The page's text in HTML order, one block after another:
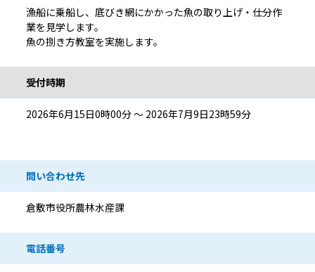
漁船に乗船し、底びき網にかかった魚の取り上げ・仕分作
業を見学します。
魚の捌き方教室を実施します。
受付時期
2026年6月15日0時00分 ～ 2026年7月9日23時59分
問い合わせ先
倉敷市役所農林水産課
電話番号